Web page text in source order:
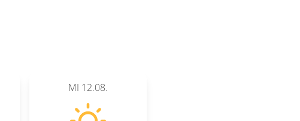
MI 12.08.